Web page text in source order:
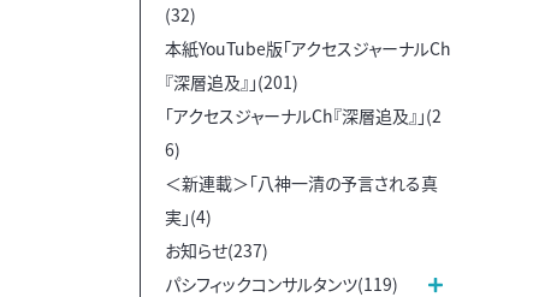
(32)
本紙YouTube版「アクセスジャーナルCh
『深層追及』」(201)
「アクセスジャーナルCh『深層追及』」(2
6)
＜新連載＞「八神一清の予言される真
実」(4)
お知らせ(237)
パシフィックコンサルタンツ(119)